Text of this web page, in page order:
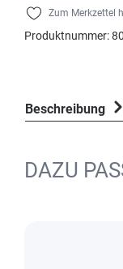
Zum Merkzettel
Produktnummer:
Beschreibung
DAZU